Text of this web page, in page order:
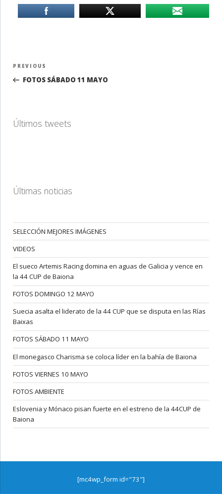
Navegación
entradas
Previous
Post
PREVIOUS
FOTOS SÁBADO 11 MAYO
Últimos tweets
Últimas noticias
SELECCIÓN MEJORES IMÁGENES
VIDEOS
El sueco Artemis Racing domina en aguas de Galicia y vence en
la 44 CUP de Baiona
FOTOS DOMINGO 12 MAYO
Suecia asalta el liderato de la 44 CUP que se disputa en las Rías
Baixas
FOTOS SÁBADO 11 MAYO
El monegasco Charisma se coloca líder en la bahía de Baiona
FOTOS VIERNES 10 MAYO
FOTOS AMBIENTE
Eslovenia y Mónaco pisan fuerte en el estreno de la 44CUP de
Baiona
[mc4wp_form id="73"]